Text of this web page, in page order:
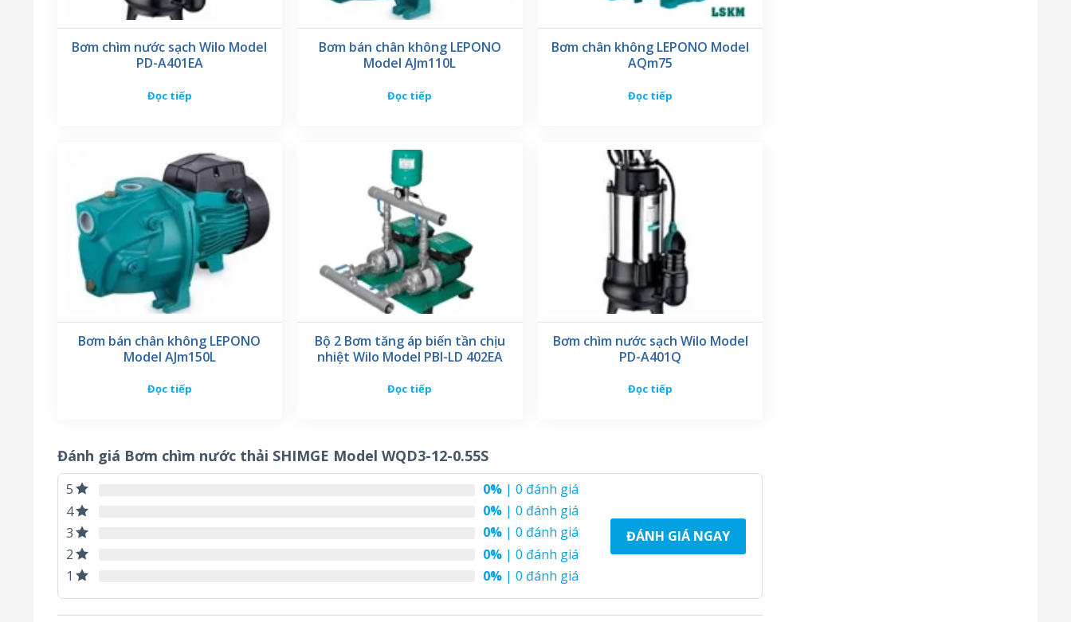
Bơm chìm nước sạch Wilo Model
PD-A401EA
Đọc tiếp
Bơm bán chân không LEPONO
Model AJm110L
Đọc tiếp
Bơm chân không LEPONO Model
AQm75
Đọc tiếp
Bơm bán chân không LEPONO
Model AJm150L
Đọc tiếp
Bộ 2 Bơm tăng áp biến tần chịu
nhiệt Wilo Model PBI-LD 402EA
Đọc tiếp
Bơm chìm nước sạch Wilo Model
PD-A401Q
Đọc tiếp
Đánh giá Bơm chìm nước thải SHIMGE Model WQD3-12-0.55S
5 0% | 0 đánh giá
4
0% | 0 đánh giá
3
0% | 0 đánh giá
2
0% | 0 đánh giá
1
0% | 0 đánh giá
ĐÁNH GIÁ NGAY